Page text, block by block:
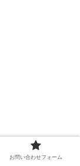
お問い合わせフォーム